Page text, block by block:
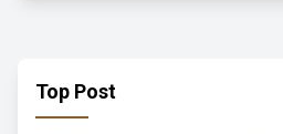
Top Post